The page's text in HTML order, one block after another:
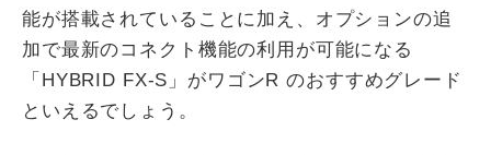
能が搭載されていることに加え、オプションの追
加で最新のコネクト機能の利用が可能になる
「HYBRID FX-S」がワゴンR のおすすめグレード
といえるでしょう。